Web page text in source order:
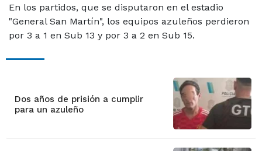
En los partidos, que se disputaron en el estadio
"General San Martín", los equipos azuleños perdieron
por 3 a 1 en Sub 13 y por 3 a 2 en Sub 15.
Dos años de prisión a cumplir
para un azuleño